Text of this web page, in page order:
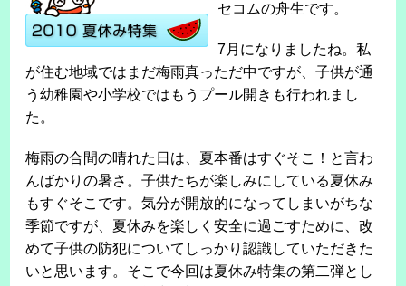
セコムの舟生です。
7月になりましたね。私
が住む地域ではまだ梅雨真っただ中ですが、子供が通
う幼稚園や小学校ではもうプール開きも行われまし
た。
梅雨の合間の晴れた日は、夏本番はすぐそこ！と言わ
んばかりの暑さ。子供たちが楽しみにしている夏休み
もすぐそこです。気分が開放的になってしまいがちな
季節ですが、夏休みを楽しく安全に過ごすために、改
めて子供の防犯についてしっかり認識していただきた
いと思います。そこで今回は夏休み特集の第二弾とし